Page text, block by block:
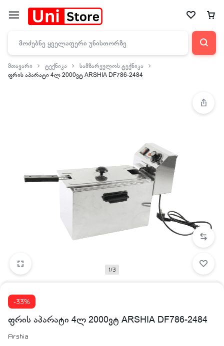
მთავარი ტექნიკა
სამზარეულოს ტექნიკა
ფრის აპარატი 4ლ 2000ვტ ARSHIA DF786-2484
1/3
-33%
ფრის აპარატი 4ლ 2000ვტ ARSHIA DF786-2484
Arshia